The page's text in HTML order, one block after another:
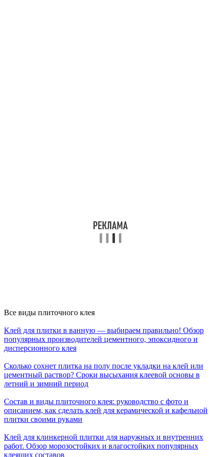
Все виды плиточного клея
Клей для плитки в ванную — выбираем правильно! Обзор
популярных производителей цементного, эпоксидного и
дисперсионного клея
Сколько сохнет плитка на полу после укладки на клей или
цементный раствор? Сроки высыхания клеевой основы в
летний и зимний период
Состав и виды плиточного клея: руководство с фото и
описанием, как сделать клей для керамической и кафельной
плитки своими руками
Клей для клинкерной плитки для наружных и внутренних
работ. Обзор морозостойких и влагостойких популярных
клеящих составов